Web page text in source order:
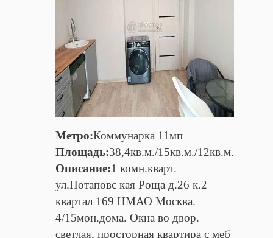
Метро:Коммунарка 11мп
Площадь:38,4кв.м./15кв.м./12кв.м.
Описание:1 комн.кварт.
ул.Потаповс кая Роща д.26 к.2
квартал 169 НМАО Москва.
4/15мон.дома. Окна во двор.
светлая, просторная квартира с меб